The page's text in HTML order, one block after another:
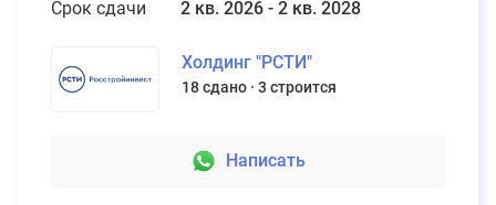
Срок сдачи
2 кв. 2026 - 2 кв. 2028
Холдинг "РСТИ"
18 сдано 3 строится
Написать